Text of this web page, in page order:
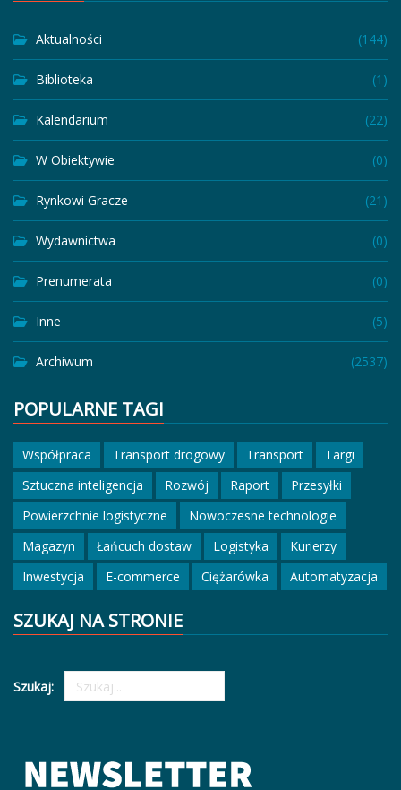
Aktualności (144)
Biblioteka (1)
Kalendarium (22)
W Obiektywie (0)
Rynkowi Gracze (21)
Wydawnictwa (0)
Prenumerata (0)
Inne (5)
Archiwum (2537)
POPULARNE TAGI
Współpraca Transport drogowy Transport
Targi
Sztuczna inteligencja
Rozwój Raport
Przesyłki
Powierzchnie logistyczne
Nowoczesne technologie
Magazyn
Łańcuch dostaw Logistyka
Kurierzy
Inwestycja
E-commerce Ciężarówka Automatyzacja
SZUKAJ NA STRONIE
Szukaj: